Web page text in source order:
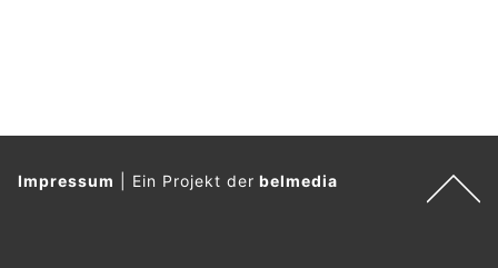
Impressum Ein Projekt derbelmedia